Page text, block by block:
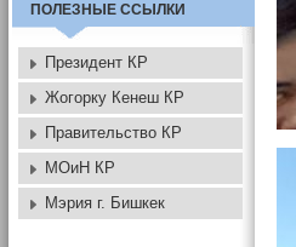
ПОЛЕЗНЫЕ ССЫЛКИ
Президент КР
Жогорку Кенеш КР
Правительство КР
МОиН КР
Мэрия г. Бишкек